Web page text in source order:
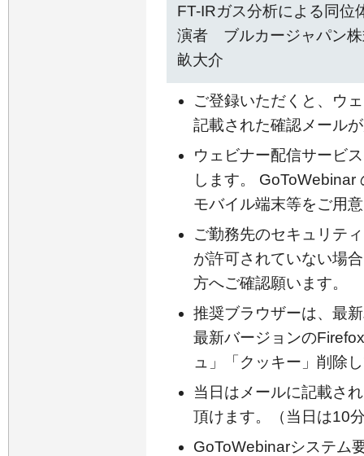
FT-IRガス分析による同位
演者 ブルカージャパン
畝大介
ご登録いただくと、ウ
記載された確認メール
ウェビナー配信サービ
します。
モバイル端末等をご用
ご勤務先のセキュリテ
が許可されていない場
方へご確認願います。
推奨ブラウザーは、最
最新バージョンの
ュ」「クッキー」削除
当日はメールに記載さ
頂けます。（当日は10
GoToWebinarシステム